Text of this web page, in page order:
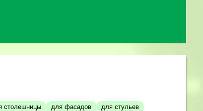
столешницы для фасадов
для стульев